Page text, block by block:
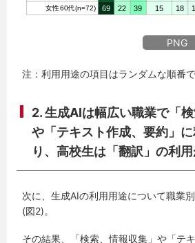
PNG
注：利用用途の項目はランダムな順番
2. 生成AIは幅広い職業で「検
や「テキスト作成、要約」
り、高校生は「翻訳」の利
次に、生成AIの利用用途について職業
(図2)。
その結果、「検索、情報収集」や「テ